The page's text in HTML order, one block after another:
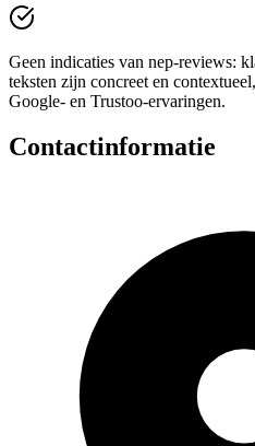
Geen indicaties van nep‑reviews:
teksten zijn concreet en
Google‑ en Trustoo‑ervaringen.
Contactinformatie